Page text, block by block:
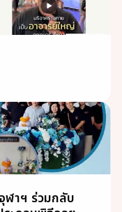
ฬาฯ ร่วมกลับ